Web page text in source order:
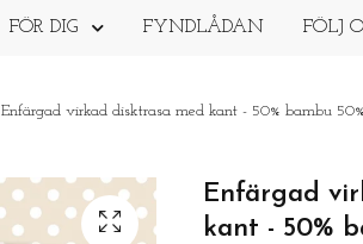
FÖR DIG FYNDLÅDAN FÖLJ
Enfärgad virkad disktrasa med kant - 50% bambu
Enfärgad
kant - 50%